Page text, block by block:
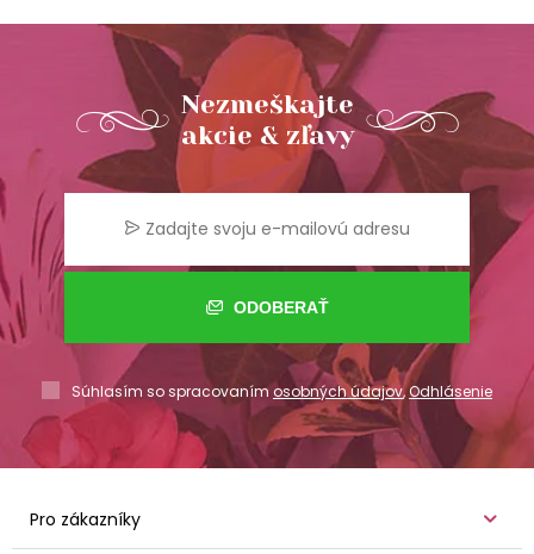
Nezmeškajte
akcie & zľavy
ODOBERAŤ
Súhlasím so spracovaním osobných údajov,Odhlásenie
Pro zákazníky